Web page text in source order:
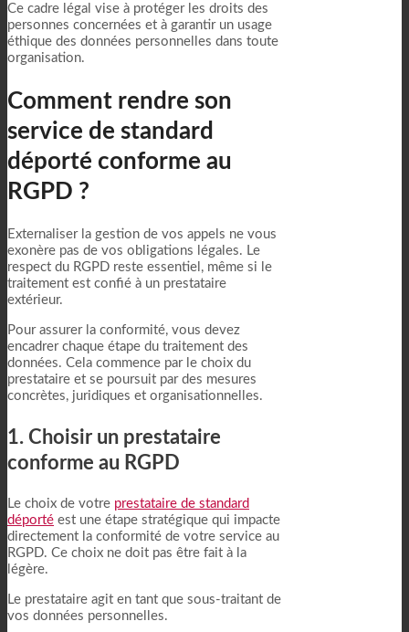
Ce cadre légal vise à protéger les droits des
personnes concernées et à garantir un usage
éthique des données personnelles dans toute
organisation.
Comment rendre son
service de standard
déporté conforme au
RGPD ?
Externaliser la gestion de vos appels ne vous
exonère pas de vos obligations légales. Le
respect du RGPD reste essentiel, même si le
traitement est confié à un prestataire
extérieur.
Pour assurer la conformité, vous devez
encadrer chaque étape du traitement des
données. Cela commence par le choix du
prestataire et se poursuit par des mesures
concrètes, juridiques et organisationnelles.
1. Choisir un prestataire
conforme au RGPD
Le choix de votre prestataire de standard
déporté est une étape stratégique qui impacte
directement la conformité de votre service au
RGPD. Ce choix ne doit pas être fait à la
légère.
Le prestataire agit en tant que sous-traitant de
vos données personnelles.